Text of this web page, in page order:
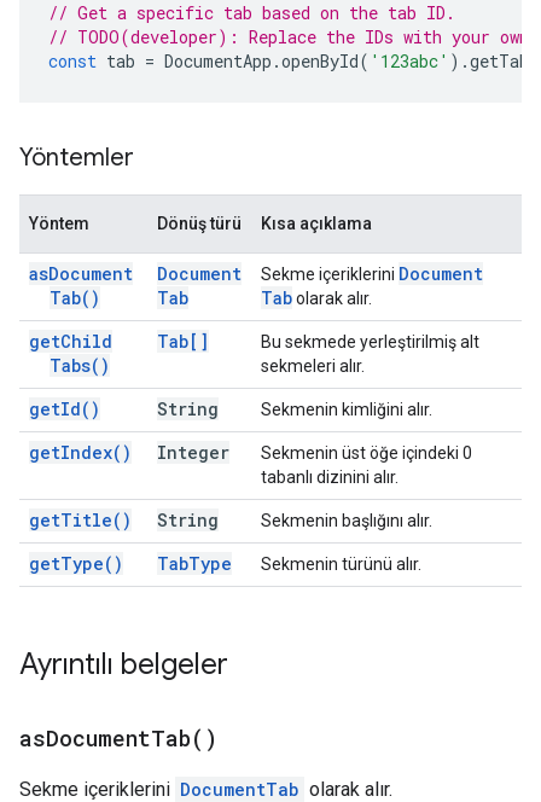
// Get a specific tab based on the tab ID.
// TODO(developer): Replace the IDs with your own.
const tab = DocumentApp .openById( '123abc' ).getTab
Yöntemler
Yöntem Dönüş türü Kısa açıklama
asDocument
Tab( )
Document
Tab
Sekme içeriklerini Document
Tabolarak alır.
getChild
Tabs( )
Tab[]
Bu sekmede yerleştirilmiş alt
sekmeleri alır.
getId( ) String Sekmenin kimliğini alır.
getIndex( ) Integer
Sekmenin üst öğe içindeki 0
tabanlı dizinini alır.
getTitle( ) String Sekmenin başlığını alır.
getType( ) TabType Sekmenin türünü alır.
Ayrıntılı belgeler
asDocumentTab( )
Sekme içeriklerini DocumentTab olarak alır.